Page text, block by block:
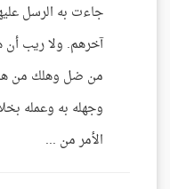
جاءت به الرسل
آخرهم. ولا ريب أن
من ضل وهلك من
وجهله به وعمله
الأمر من ...